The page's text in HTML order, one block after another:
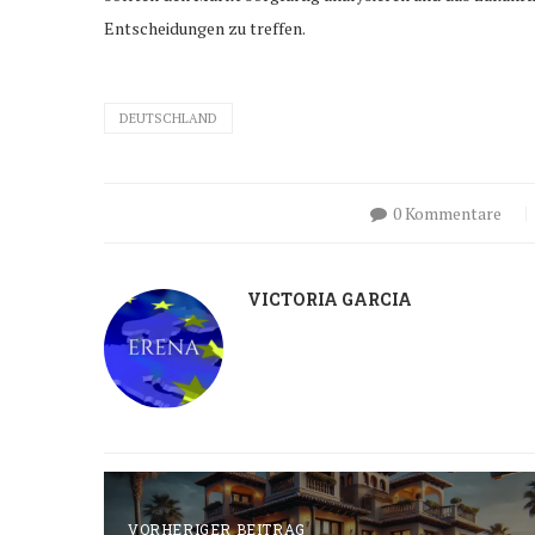
Entscheidungen zu treffen.
DEUTSCHLAND
0 Kommentare
VICTORIA GARCIA
VORHERIGER BEITRAG